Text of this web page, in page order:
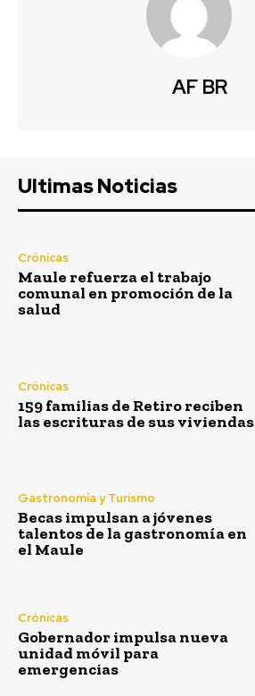
AF BR
Ultimas Noticias
Crónicas
Maule refuerza el trabajo
comunal en promoción de la
salud
Crónicas
159 familias de Retiro reciben
las escrituras de sus viviendas
Gastronomía y Turismo
Becas impulsan a jóvenes
talentos de la gastronomía en
el Maule
Crónicas
Gobernador impulsa nueva
unidad móvil para
emergencias